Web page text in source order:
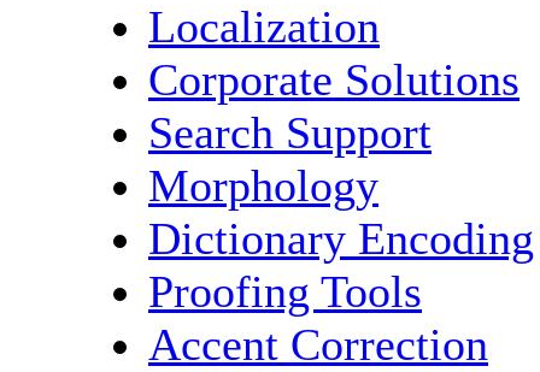
Localization
Corporate Solutions
Search Support
Morphology
Dictionary Encoding
Proofing Tools
Accent Correction